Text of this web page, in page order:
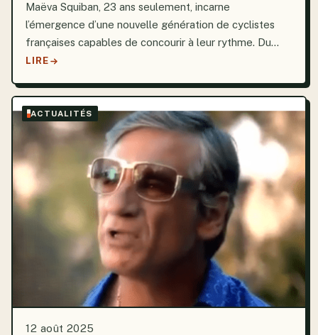
Maëva Squiban, 23 ans seulement, incarne
l’émergence d’une nouvelle génération de cyclistes
françaises capables de concourir à leur rythme. Du
haut de ses 1,66 mètre, elle incarne les qualités d’une
LIRE
ACTUALITÉS
12 août 2025